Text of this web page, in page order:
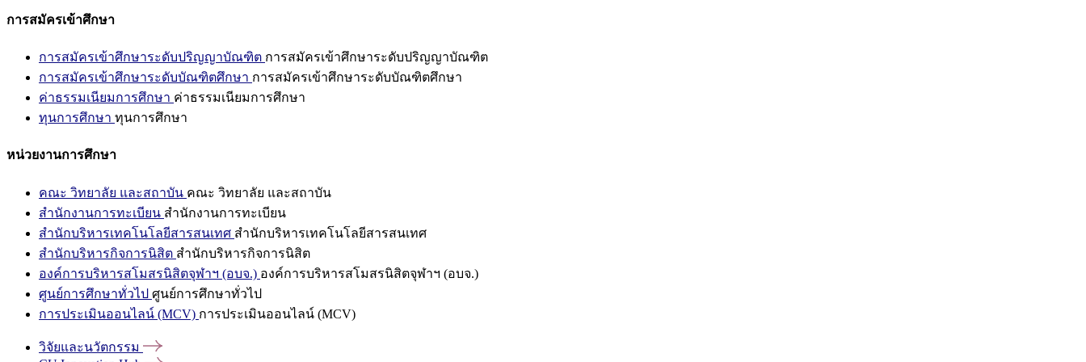
การสมัครเข้าศึกษา
การสมัครเข้าศึกษาระดับปริญญาบัณฑิต การสมัครเข้าศึกษาระดับปริญญาบัณฑิต
การสมัครเข้าศึกษาระดับบัณฑิตศึกษา การสมัครเข้าศึกษาระดับบัณฑิตศึกษา
ค่าธรรมเนียมการศึกษา ค่าธรรมเนียมการศึกษา
ทุนการศึกษา ทุนการศึกษา
หน่วยงานการศึกษา
คณะ วิทยาลัย และสถาบัน คณะ วิทยาลัย และสถาบัน
สำนักงานการทะเบียน สำนักงานการทะเบียน
สำนักบริหารเทคโนโลยีสารสนเทศ สำนักบริหารเทคโนโลยีสารสนเทศ
สำนักบริหารกิจการนิสิต สำนักบริหารกิจการนิสิต
องค์การบริหารสโมสรนิสิตจุฬาฯ (อบจ.) องค์การบริหารสโมสรนิสิตจุฬาฯ (อบจ.)
ศูนย์การศึกษาทั่วไป ศูนย์การศึกษาทั่วไป
การประเมินออนไลน์ (MCV) การประเมินออนไลน์ (MCV)
วิจัยและนวัตกรรม